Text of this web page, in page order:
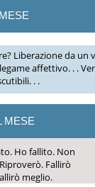
Liberazione da un
affettivo. . .
. .
MESE
Ho fallito. Non
Fallirò
meglio.